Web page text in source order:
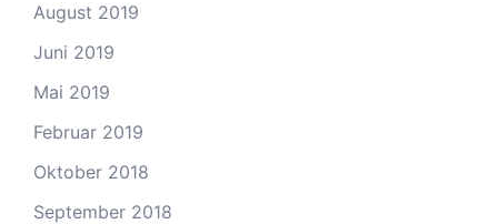
August 2019
Juni 2019
Mai 2019
Februar 2019
Oktober 2018
September 2018